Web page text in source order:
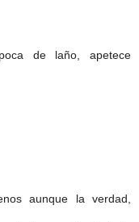
de laño, apetece
aunque la verdad,